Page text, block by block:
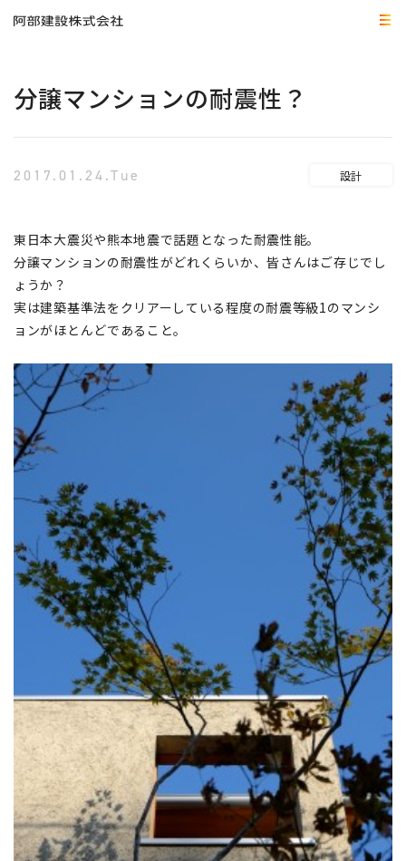
分譲マンションの耐震性？
2017.01.24.Tue 設計
東日本大震災や熊本地震で話題となった耐震性能。
分譲マンションの耐震性がどれくらいか、皆さんはご存じでし
ょうか？
実は建築基準法をクリアーしている程度の耐震等級1のマンシ
ョンがほとんどであること。